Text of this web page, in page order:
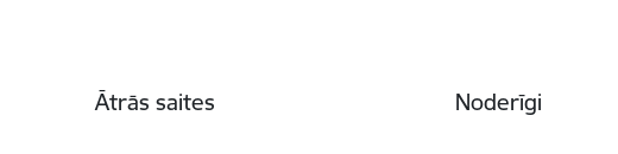
Ātrās saites Noderīgi